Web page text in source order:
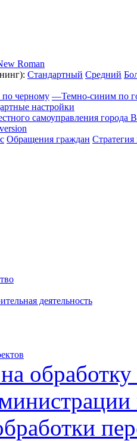
Roman
: Стандартный Средний
черному —Темно-синим по
настройки
самоуправления города
Обращения граждан Стратегия
деятельность